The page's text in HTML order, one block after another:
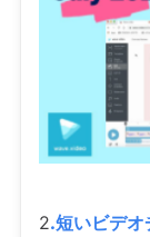
2.短いビデ